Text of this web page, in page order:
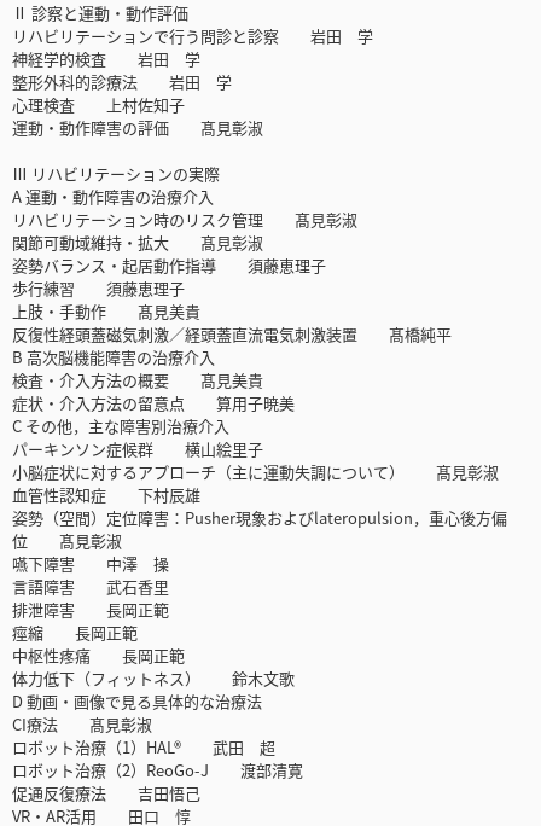
Ⅱ 診察と運動・動作評価
リハビリテーションで行う問診と診察 岩田 学
神経学的検査 岩田 学
整形外科的診療法 岩田 学
心理検査 上村佐知子
運動・動作障害の評価 髙見彰淑
Ⅲ リハビリテーションの実際
A 運動・動作障害の治療介入
リハビリテーション時のリスク管理 髙見彰淑
関節可動域維持・拡大 髙見彰淑
姿勢バランス・起居動作指導 須藤恵理子
歩行練習 須藤恵理子
上肢・手動作 髙見美貴
反復性経頭蓋磁気刺激／経頭蓋直流電気刺激装置 髙橋純平
B 高次脳機能障害の治療介入
検査・介入方法の概要 髙見美貴
症状・介入方法の留意点 算用子暁美
C その他，主な障害別治療介入
パーキンソン症候群 横山絵里子
小脳症状に対するアプローチ（主に運動失調について） 髙見彰淑
血管性認知症 下村辰雄
姿勢（空間）定位障害：Pusher現象およびlateropulsion，重心後方偏
位 髙見彰淑
嚥下障害 中澤 操
言語障害 武石香里
排泄障害 長岡正範
痙縮 長岡正範
中枢性疼痛 長岡正範
体力低下（フィットネス） 鈴木文歌
D 動画・画像で見る具体的な治療法
CI療法 髙見彰淑
ロボット治療（1）HAL® 武田 超
ロボット治療（2）ReoGo-J 渡部清寛
促通反復療法 吉田悟己
VR・AR活用 田口 惇